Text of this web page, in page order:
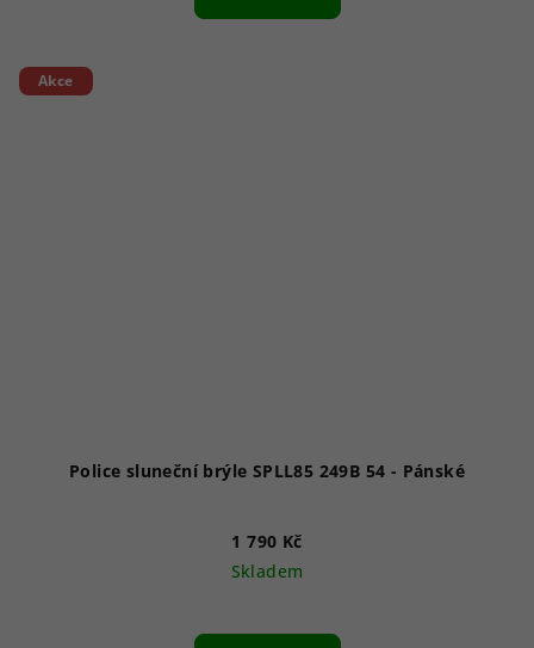
Akce
Police sluneční brýle SPLL85 249B 54 - Pánské
1 790 Kč
Skladem